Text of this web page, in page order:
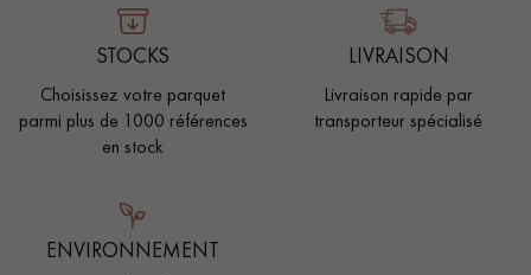
STOCKS
Choisissez votre parquet
parmi plus de 1000 références
en stock
LIVRAISON
Livraison rapide par
transporteur spécialisé
ENVIRONNEMENT